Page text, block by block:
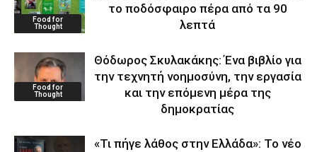
Food for
Thought
το ποδόσφαιρο πέρα από τα 90
λεπτά
Food for
Thought
Θόδωρος Σκυλακάκης: Ένα βιβλίο για
την τεχνητή νοημοσύνη, την εργασία
και την επόμενη μέρα της
δημοκρατίας
«Τι πήγε λάθος στην Ελλάδα»: Το νέο